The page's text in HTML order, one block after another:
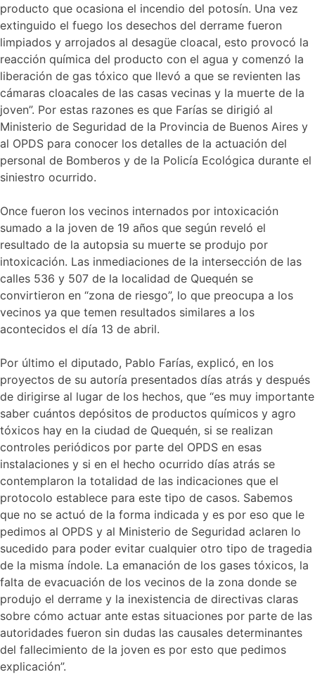
producto que ocasiona el incendio del potosín. Una vez
extinguido el fuego los desechos del derrame fueron
limpiados y arrojados al desagüe cloacal, esto provocó la
reacción química del producto con el agua y comenzó la
liberación de gas tóxico que llevó a que se revienten las
cámaras cloacales de las casas vecinas y la muerte de la
joven”. Por estas razones es que Farías se dirigió al
Ministerio de Seguridad de la Provincia de Buenos Aires y
al OPDS para conocer los detalles de la actuación del
personal de Bomberos y de la Policía Ecológica durante el
siniestro ocurrido.
Once fueron los vecinos internados por intoxicación
sumado a la joven de 19 años que según reveló el
resultado de la autopsia su muerte se produjo por
intoxicación. Las inmediaciones de la intersección de las
calles 536 y 507 de la localidad de Quequén se
convirtieron en “zona de riesgo”, lo que preocupa a los
vecinos ya que temen resultados similares a los
acontecidos el día 13 de abril.
Por último el diputado, Pablo Farías, explicó, en los
proyectos de su autoría presentados días atrás y después
de dirigirse al lugar de los hechos, que “es muy importante
saber cuántos depósitos de productos químicos y agro
tóxicos hay en la ciudad de Quequén, si se realizan
controles periódicos por parte del OPDS en esas
instalaciones y si en el hecho ocurrido días atrás se
contemplaron la totalidad de las indicaciones que el
protocolo establece para este tipo de casos. Sabemos
que no se actuó de la forma indicada y es por eso que le
pedimos al OPDS y al Ministerio de Seguridad aclaren lo
sucedido para poder evitar cualquier otro tipo de tragedia
de la misma índole. La emanación de los gases tóxicos, la
falta de evacuación de los vecinos de la zona donde se
produjo el derrame y la inexistencia de directivas claras
sobre cómo actuar ante estas situaciones por parte de las
autoridades fueron sin dudas las causales determinantes
del fallecimiento de la joven es por esto que pedimos
explicación”.